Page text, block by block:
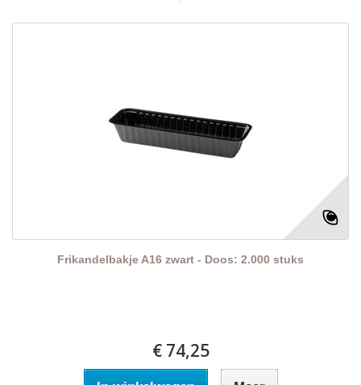
Frikandelbakje A16 zwart - Doos: 2.000 stuks
€ 74,25